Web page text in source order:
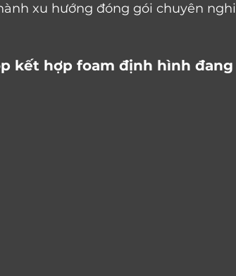
xu hướng đóng gói chuyên
kết hợp foam định hình